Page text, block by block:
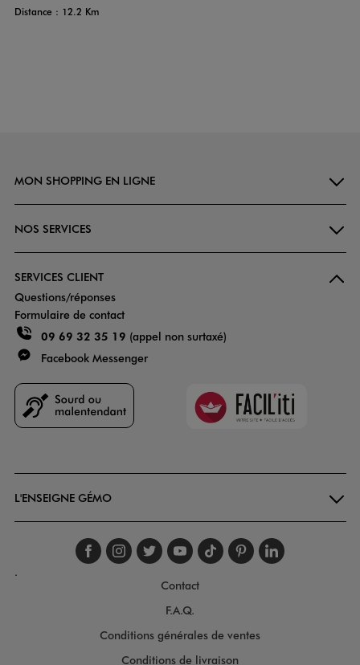
Distance : 12.2 Km
MON SHOPPING EN LIGNE
NOS SERVICES
SERVICES CLIENT
Questions/réponses
Formulaire de contact
09 69 32 35 19 (appel non surtaxé)
Facebook Messenger
Faciliti
L'ENSEIGNE GÉMO
Suivez-nous sur
Suivez-nous sur
Suivez-nous sur
Suivez-nous
Suivez-nous
Suivez-
.
Contact
F.A.Q.
Conditions générales de ventes
Conditions de livraison